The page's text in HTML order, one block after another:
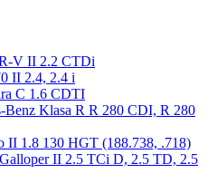
V II 2.2 CTDi
II 2.4, 2.4 i
C 1.6 CDTI
Benz Klasa R R 280 CDI, R 280
II 1.8 130 HGT (188.738, .718)
II 2.5 TCi D, 2.5 TD, 2.5